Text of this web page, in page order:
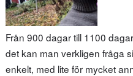
Från 900 dagar till 1100
det kan man verkligen fråga
enkelt, med lite för mycket